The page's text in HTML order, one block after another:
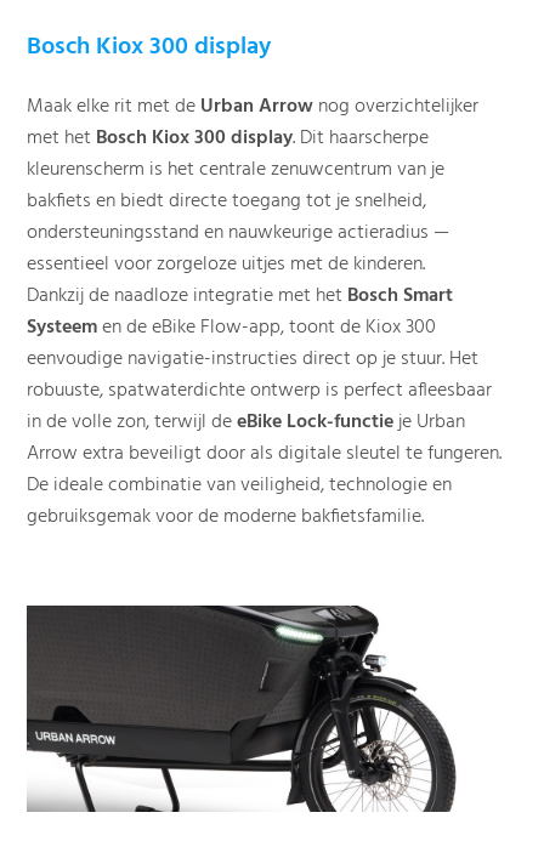
Bosch Kiox 300 display
Maak elke rit met deUrban Arrownog overzichtelijker
met het Bosch Kiox 300 display. Dit haarscherpe
kleurenscherm is het centrale zenuwcentrum van je
bakfiets en biedt directe toegang tot je snelheid,
ondersteuningsstand en nauwkeurige actieradius —
essentieel voor zorgeloze uitjes met de kinderen.
Dankzij de naadloze integratie met het Bosch Smart
Systeemen de eBike Flow-app, toont de Kiox 300
eenvoudige navigatie-instructies direct op je stuur. Het
robuuste, spatwaterdichte ontwerp is perfect afleesbaar
in de volle zon, terwijl deeBike Lock-functieje Urban
Arrow extra beveiligt door als digitale sleutel te fungeren.
De ideale combinatie van veiligheid, technologie en
gebruiksgemak voor de moderne bakfietsfamilie.